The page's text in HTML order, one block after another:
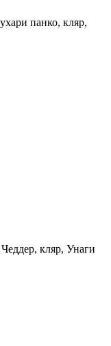
панко, кляр,
кляр, Унаги